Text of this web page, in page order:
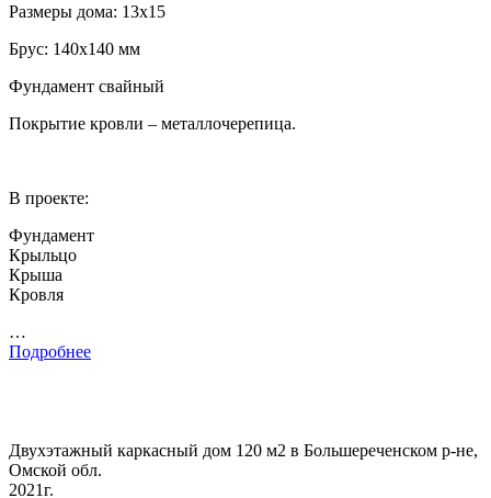
Размеры дома: 13х15
Брус: 140х140 мм
Фундамент свайный
Покрытие кровли – металлочерепица.
В проекте:
Фундамент
Крыльцо
Крыша
Кровля
…
Подробнее
Двухэтажный каркасный дом 120 м2 в Большереченском р-не,
Омской обл.
2021г.